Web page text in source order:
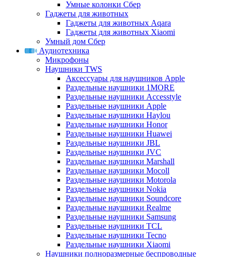
Умные колонки Сбер
Гаджеты для животных
Гаджеты для животных Aqara
Гаджеты для животных Xiaomi
Умный дом Сбер
Аудиотехника
Микрофоны
Наушники TWS
Аксессуары для наушников Apple
Раздельные наушники 1MORE
Раздельные наушники Accesstyle
Раздельные наушники Apple
Раздельные наушники Haylou
Раздельные наушники Honor
Раздельные наушники Huawei
Раздельные наушники JBL
Раздельные наушники JVC
Раздельные наушники Marshall
Раздельные наушники Mocoll
Раздельные наушники Motorola
Раздельные наушники Nokia
Раздельные наушники Soundcore
Раздельные наушники Realme
Раздельные наушники Samsung
Раздельные наушники TCL
Раздельные наушники Tecno
Раздельные наушники Xiaomi
Наушники полноразмерные беспроводные